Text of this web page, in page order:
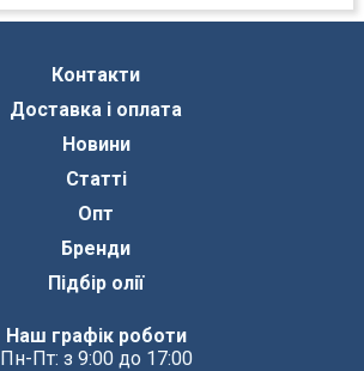
Контакти
Доставка і оплата
Новини
Статті
Опт
Бренди
Підбір олії
Наш графік роботи
Пн-Пт: з 9:00 до 17:00